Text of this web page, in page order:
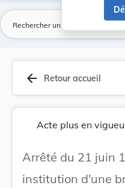
arrow_back Retour accueil
Acte plus en
Arrêté du 21 juin
institution d'une